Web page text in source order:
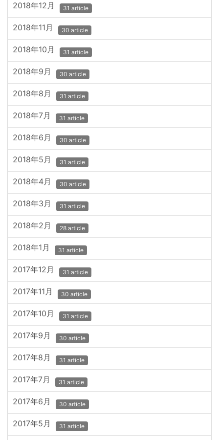
2018年12月 31 article
2018年11月 30 article
2018年10月 31 article
2018年9月 30 article
2018年8月 31 article
2018年7月 31 article
2018年6月 30 article
2018年5月 31 article
2018年4月 30 article
2018年3月 31 article
2018年2月 28 article
2018年1月 31 article
2017年12月 31 article
2017年11月 30 article
2017年10月 31 article
2017年9月 30 article
2017年8月 31 article
2017年7月 31 article
2017年6月 30 article
2017年5月 31 article